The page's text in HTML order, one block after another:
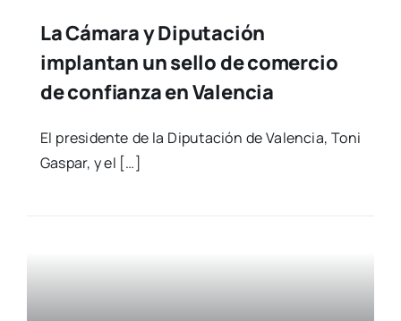
La Cámara y Diputación
implantan un sello de comercio
de confianza en Valencia
El pre­si­den­te de la Dipu­tación de Valen­cia, Toni
Gas­par, y el […]